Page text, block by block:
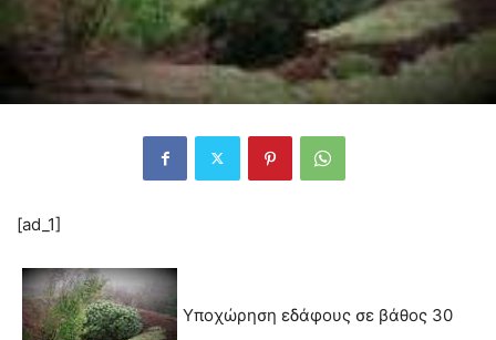
[ad_1]
Υποχώρηση εδάφους σε βάθος 30